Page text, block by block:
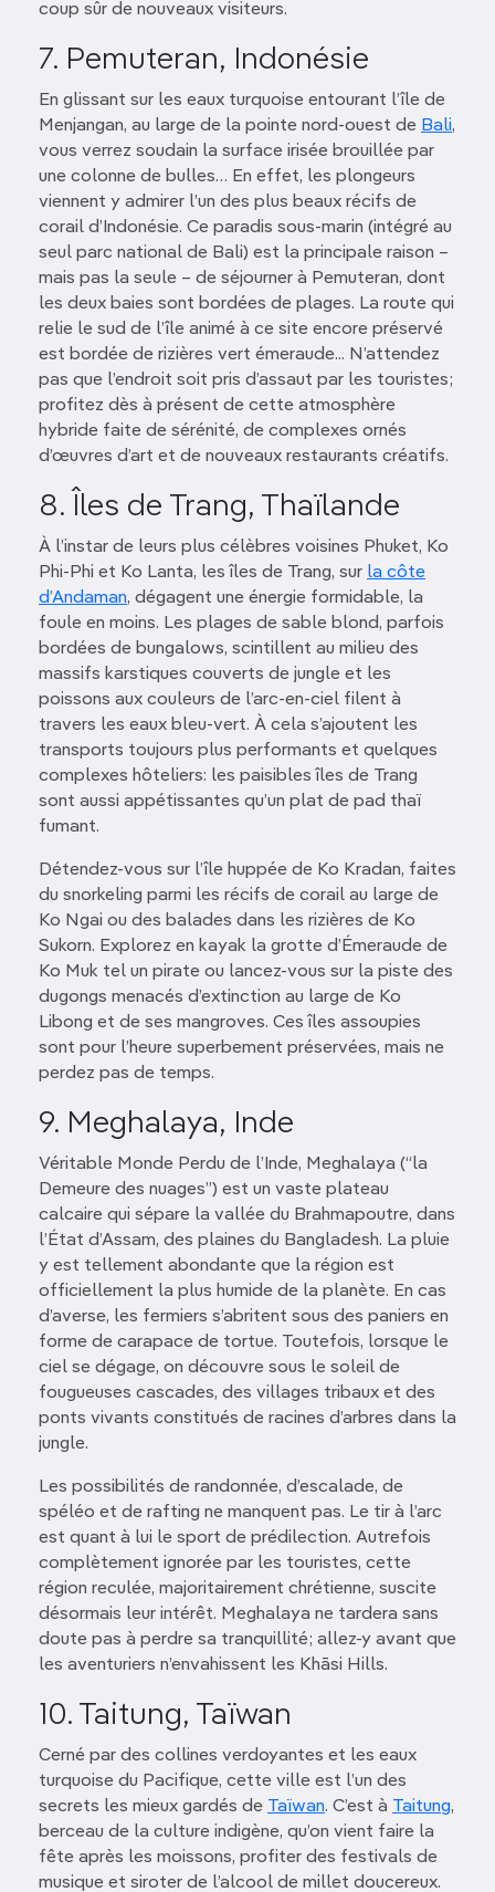
coup sûr de nouveaux visiteurs.
7. Pemuteran, Indonésie
En glissant sur les eaux turquoise entourant l’île de
Menjangan, au large de la pointe nord-ouest de Bali,
vous verrez soudain la surface irisée brouillée par
une colonne de bulles… En effet, les plongeurs
viennent y admirer l’un des plus beaux récifs de
corail d’Indonésie. Ce paradis sous-marin (intégré au
seul parc national de Bali) est la principale raison –
mais pas la seule – de séjourner à Pemuteran, dont
les deux baies sont bordées de plages. La route qui
relie le sud de l’île animé à ce site encore préservé
est bordée de rizières vert émeraude... N’attendez
pas que l’endroit soit pris d’assaut par les touristes;
profitez dès à présent de cette atmosphère
hybride faite de sérénité, de complexes ornés
d’œuvres d’art et de nouveaux restaurants créatifs.
8. Îles de Trang, Thaïlande
À l’instar de leurs plus célèbres voisines Phuket, Ko
Phi-Phi et Ko Lanta, les îles de Trang, sur la côte
d’Andaman, dégagent une énergie formidable, la
foule en moins. Les plages de sable blond, parfois
bordées de bungalows, scintillent au milieu des
massifs karstiques couverts de jungle et les
poissons aux couleurs de l’arc-en-ciel filent à
travers les eaux bleu-vert. À cela s’ajoutent les
transports toujours plus performants et quelques
complexes hôteliers: les paisibles îles de Trang
sont aussi appétissantes qu’un plat de pad thaï
fumant.
Détendez-vous sur l’île huppée de Ko Kradan, faites
du snorkeling parmi les récifs de corail au large de
Ko Ngai ou des balades dans les rizières de Ko
Sukorn. Explorez en kayak la grotte d’Émeraude de
Ko Muk tel un pirate ou lancez-vous sur la piste des
dugongs menacés d’extinction au large de Ko
Libong et de ses mangroves. Ces îles assoupies
sont pour l’heure superbement préservées, mais ne
perdez pas de temps.
9. Meghalaya, Inde
Véritable Monde Perdu de l’Inde, Meghalaya (“la
Demeure des nuages”) est un vaste plateau
calcaire qui sépare la vallée du Brahmapoutre, dans
l’État d’Assam, des plaines du Bangladesh. La pluie
y est tellement abondante que la région est
officiellement la plus humide de la planète. En cas
d’averse, les fermiers s’abritent sous des paniers en
forme de carapace de tortue. Toutefois, lorsque le
ciel se dégage, on découvre sous le soleil de
fougueuses cascades, des villages tribaux et des
ponts vivants constitués de racines d’arbres dans la
jungle.
Les possibilités de randonnée, d’escalade, de
spéléo et de rafting ne manquent pas. Le tir à l’arc
est quant à lui le sport de prédilection. Autrefois
complètement ignorée par les touristes, cette
région reculée, majoritairement chrétienne, suscite
désormais leur intérêt. Meghalaya ne tardera sans
doute pas à perdre sa tranquillité; allez-y avant que
les aventuriers n’envahissent les Khāsi Hills.
10. Taitung, Taïwan
Cerné par des collines verdoyantes et les eaux
turquoise du Pacifique, cette ville est l’un des
secrets les mieux gardés de Taïwan. C’est à Taitung,
berceau de la culture indigène, qu’on vient faire la
fête après les moissons, profiter des festivals de
musique et siroter de l’alcool de millet doucereux.